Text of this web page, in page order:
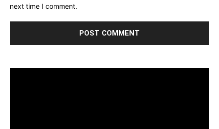
next time I comment.